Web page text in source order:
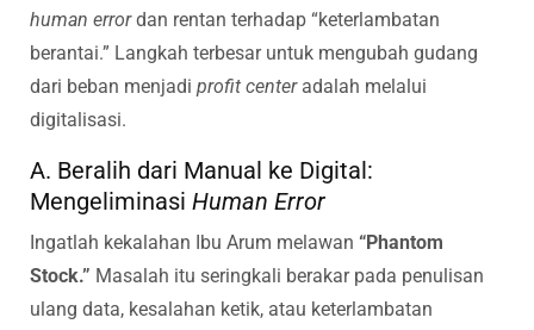
human errordan rentan terhadap “keterlambatan
berantai.” Langkah terbesar untuk mengubah gudang
dari beban menjadi profit centeradalah melalui
digitalisasi.
A. Beralih dari Manual ke Digital:
Mengeliminasi Human Error
Ingatlah kekalahan Ibu Arum melawan “Phantom
Stock.” Masalah itu seringkali berakar pada penulisan
ulang data, kesalahan ketik, atau keterlambatan